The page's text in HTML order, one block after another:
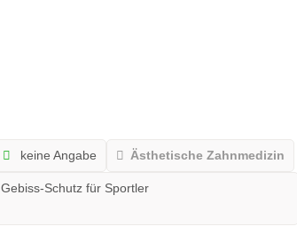
keine Angabe Ästhetische Zahnmedizin
Gebiss-Schutz für Sportler